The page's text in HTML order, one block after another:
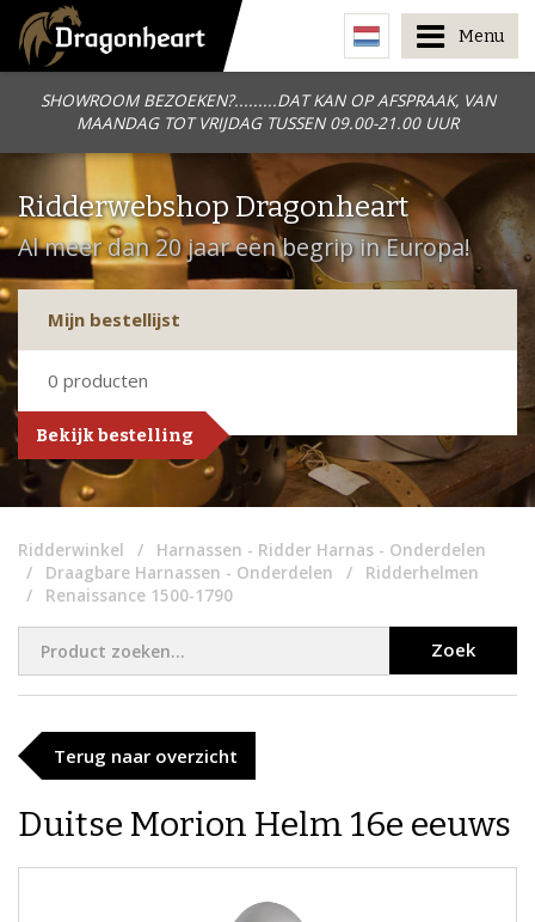
SHOWROOM BEZOEKEN?.........DAT KAN OP AFSPRAAK, VAN
MAANDAG TOT VRIJDAG TUSSEN 09.00-21.00 UUR
Menu
Ridderwebshop Dragonheart
Al meer dan 20 jaar een begrip in Europa!
Mijn bestellijst
0 producten
Bekijk bestelling
Ridderwinkel
Harnassen - Ridder Harnas - Onderdelen
Draagbare Harnassen - Onderdelen
Ridderhelmen
Renaissance 1500-1790
Zoek
Terug naar overzicht
Duitse Morion Helm 16e eeuws